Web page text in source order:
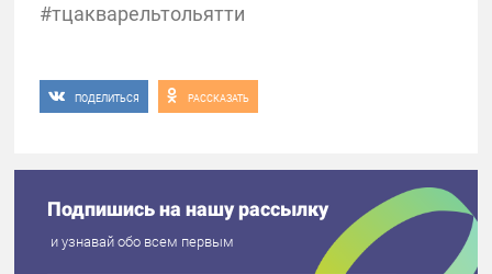
#тцакварельтольятти
ПОДЕЛИТЬСЯ РАССКАЗАТЬ
Подпишись на нашу рассылку
и узнавай обо всем первым